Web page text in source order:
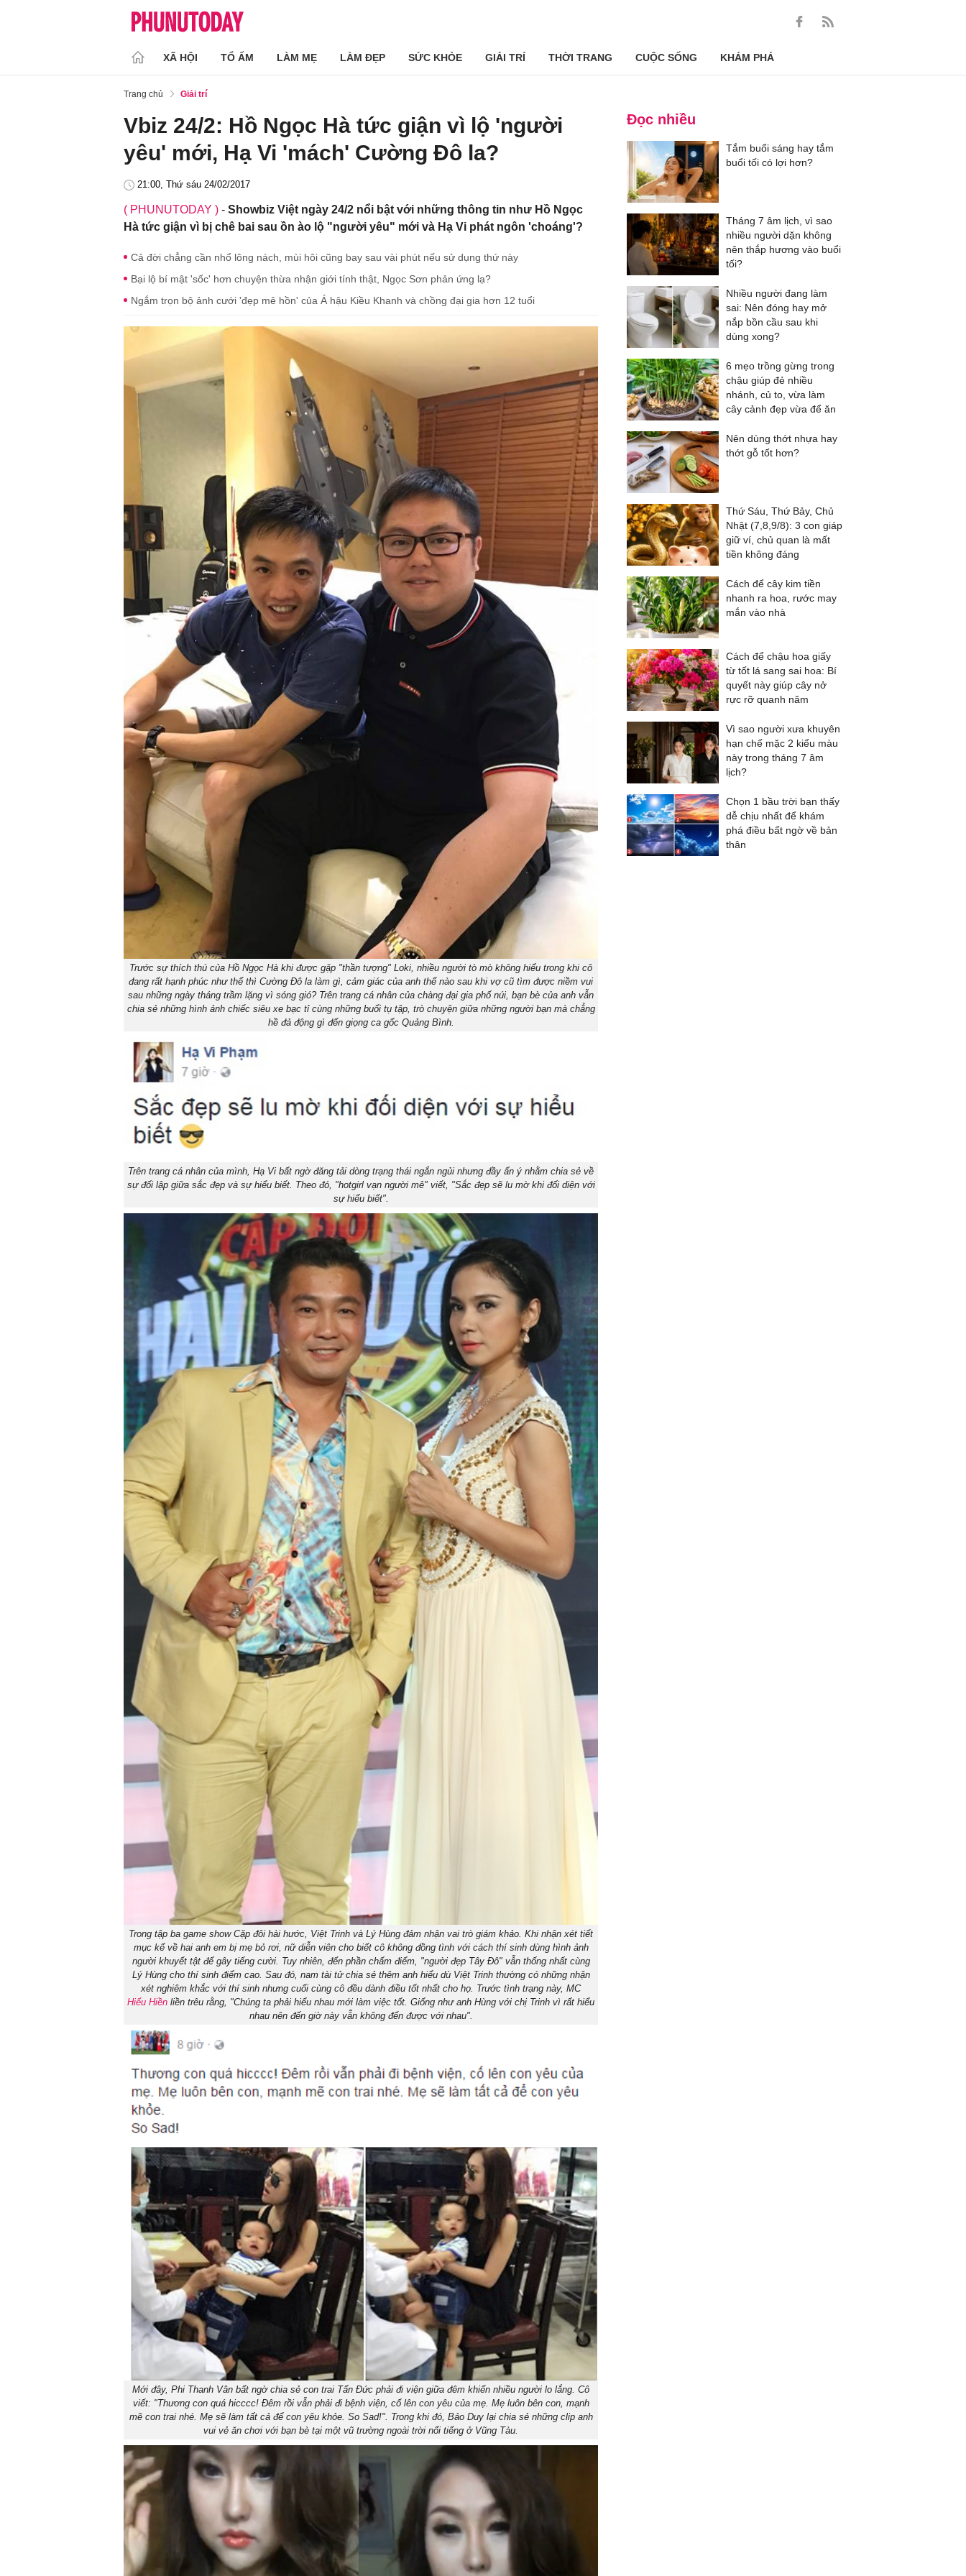
XÃ HỘI TỔ ẤM LÀM MẸ LÀM ĐẸP SỨC KHỎE GIẢI TRÍ THỜI TRANG CUỘC SỐNG KHÁM PHÁ
Trang chủ Giải trí
Vbiz 24/2: Hồ Ngọc Hà tức giận vì lộ 'người
yêu' mới, Hạ Vi 'mách' Cường Đô la?
21:00, Thứ sáu 24/02/2017
( PHUNUTODAY ) - Showbiz Việt ngày 24/2 nổi bật với những thông tin như Hồ Ngọc
Hà tức giận vì bị chê bai sau ồn ào lộ "người yêu" mới và Hạ Vi phát ngôn 'choáng'?
Cả đời chẳng cần nhổ lông nách, mùi hôi cũng bay sau vài phút nếu sử dụng thứ này
Bại lộ bí mật 'sốc' hơn chuyện thừa nhận giới tính thật, Ngọc Sơn phản ứng lạ?
Ngắm trọn bộ ảnh cưới 'đẹp mê hồn' của Á hậu Kiều Khanh và chồng đại gia hơn 12 tuổi
Trước sự thích thú của Hồ Ngọc Hà khi được gặp "thần tượng" Loki, nhiều người tò mò không hiểu trong khi cô
đang rất hạnh phúc như thế thì Cường Đô la làm gì, cảm giác của anh thế nào sau khi vợ cũ tìm được niềm vui
sau những ngày tháng trầm lặng vì sóng gió? Trên trang cá nhân của chàng đại gia phố núi, bạn bè của anh vẫn
chia sẻ những hình ảnh chiếc siêu xe bạc tỉ cùng những buổi tụ tập, trò chuyện giữa những người bạn mà chẳng
hề đả động gì đến giọng ca gốc Quảng Bình.
Trên trang cá nhân của mình, Hạ Vi bất ngờ đăng tải dòng trạng thái ngắn ngủi nhưng đầy ẩn ý nhằm chia sẻ về
sự đối lập giữa sắc đẹp và sự hiểu biết. Theo đó, "hotgirl vạn người mê" viết, "Sắc đẹp sẽ lu mờ khi đối diện với
sự hiểu biết".
Trong tập ba game show Cặp đôi hài hước, Việt Trinh và Lý Hùng đảm nhận vai trò giám khảo. Khi nhận xét tiết
mục kể về hai anh em bị mẹ bỏ rơi, nữ diễn viên cho biết cô không đồng tình với cách thí sinh dùng hình ảnh
người khuyết tật để gây tiếng cười. Tuy nhiên, đến phần chấm điểm, "người đẹp Tây Đô" vẫn thống nhất cùng
Lý Hùng cho thí sinh điểm cao. Sau đó, nam tài tử chia sẻ thêm anh hiểu dù Việt Trinh thường có những nhận
xét nghiêm khắc với thí sinh nhưng cuối cùng cô đều dành điều tốt nhất cho họ. Trước tình trạng này, MC
Hiếu Hiền liền trêu rằng, "Chúng ta phải hiểu nhau mới làm việc tốt. Giống như anh Hùng với chị Trinh vì rất hiểu
nhau nên đến giờ này vẫn không đến được với nhau".
Mới đây, Phi Thanh Vân bất ngờ chia sẻ con trai Tấn Đức phải đi viện giữa đêm khiến nhiều người lo lắng. Cô
viết: "Thương con quá hicccc! Đêm rồi vẫn phải đi bệnh viện, cố lên con yêu của mẹ. Mẹ luôn bên con, mạnh
mẽ con trai nhé. Mẹ sẽ làm tất cả để con yêu khỏe. So Sad!". Trong khi đó, Bảo Duy lại chia sẻ những clip anh
vui vẻ ăn chơi với bạn bè tại một vũ trường ngoài trời nổi tiếng ở Vũng Tàu.
Đọc nhiều
Tắm buổi sáng hay tắm
buổi tối có lợi hơn?
Tháng 7 âm lịch, vì sao
nhiều người dặn không
nên thắp hương vào buổi
tối?
Nhiều người đang làm
sai: Nên đóng hay mở
nắp bồn cầu sau khi
dùng xong?
6 mẹo trồng gừng trong
chậu giúp đẻ nhiều
nhánh, củ to, vừa làm
cây cảnh đẹp vừa để ăn
Nên dùng thớt nhựa hay
thớt gỗ tốt hơn?
Thứ Sáu, Thứ Bảy, Chủ
Nhật (7,8,9/8): 3 con giáp
giữ ví, chủ quan là mất
tiền không đáng
Cách để cây kim tiền
nhanh ra hoa, rước may
mắn vào nhà
Cách để chậu hoa giấy
từ tốt lá sang sai hoa: Bí
quyết này giúp cây nở
rực rỡ quanh năm
Vì sao người xưa khuyên
hạn chế mặc 2 kiểu màu
này trong tháng 7 âm
lịch?
Chọn 1 bầu trời bạn thấy
dễ chịu nhất để khám
phá điều bất ngờ về bản
thân